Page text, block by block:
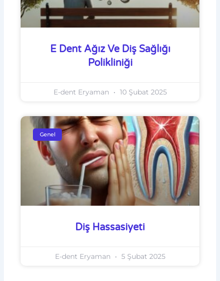
E Dent Ağız Ve Diş Sağlığı
Polikliniği
E-dent Eryaman 10 Şubat 2025
Genel
Diş Hassasiyeti
E-dent Eryaman 5 Şubat 2025